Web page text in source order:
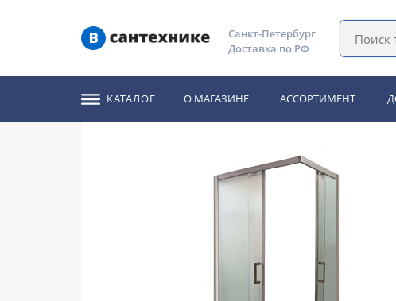
Санкт-Петербург
Доставка по РФ
КАТАЛОГ О МАГАЗИНЕ АССОРТИМЕНТ
Душевые уголки, ограждения, двери,
Душевое ограждение